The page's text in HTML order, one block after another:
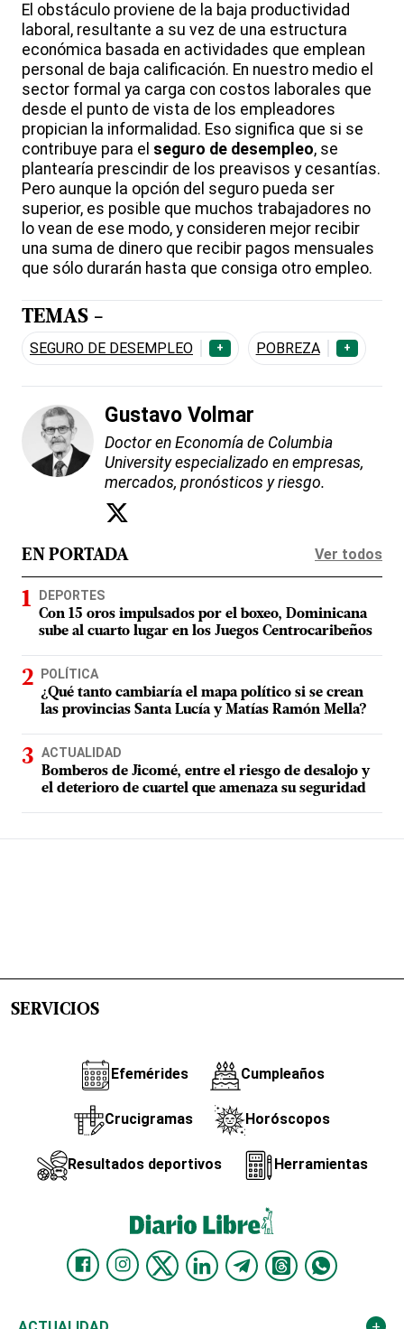
El obstáculo proviene de la baja productividad
laboral, resultante a su vez de una estructura
económica basada en actividades que emplean
personal de baja calificación. En nuestro medio el
sector formal ya carga con costos laborales que
desde el punto de vista de los empleadores
propician la informalidad. Eso significa que si se
contribuye para el seguro de desempleo, se
plantearía prescindir de los preavisos y cesantías.
Pero aunque la opción del seguro pueda ser
superior, es posible que muchos trabajadores no
lo vean de ese modo, y consideren mejor recibir
una suma de dinero que recibir pagos mensuales
que sólo durarán hasta que consiga otro empleo.
TEMAS -
SEGURO DE DESEMPLEO + POBREZA +
Gustavo Volmar
Doctor en Economía de Columbia
University especializado en empresas,
mercados, pronósticos y riesgo.
EN PORTADA Ver todos
DEPORTES
Con 15 oros impulsados por el boxeo, Dominicana
sube al cuarto lugar en los Juegos Centrocaribeños
POLÍTICA
¿Qué tanto cambiaría el mapa político si se crean
las provincias Santa Lucía y Matías Ramón Mella?
ACTUALIDAD
Bomberos de Jicomé, entre el riesgo de desalojo y
el deterioro de cuartel que amenaza su seguridad
SERVICIOS
Efemérides Cumpleaños
Crucigramas Horóscopos
Resultados deportivos Herramientas